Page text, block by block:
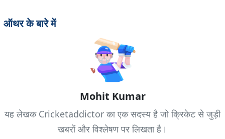
ऑथर के बारे में
Mohit Kumar
यह लेखक Cricketaddictor का एक सदस्य है जो क्रिकेट से जुड़ी
खबरों और विश्लेषण पर लिखता है।